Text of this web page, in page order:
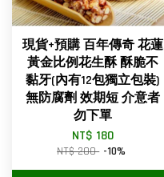
現貨+預購 百年傳奇 花蓮
黃金比例花生酥 酥脆不
黏牙(內有12包獨立包裝)
無防腐劑 效期短 介意者
勿下單
NT$ 180
NT$ 200 -10%